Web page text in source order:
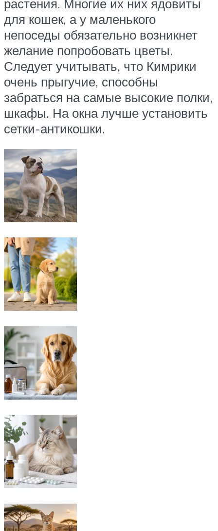
растения. Многие их них ядовиты
для кошек, а у маленького
непоседы обязательно возникнет
желание попробовать цветы.
Следует учитывать, что Кимрики
очень прыгучие, способны
забраться на самые высокие полки,
шкафы. На окна лучше установить
сетки-антикошки.